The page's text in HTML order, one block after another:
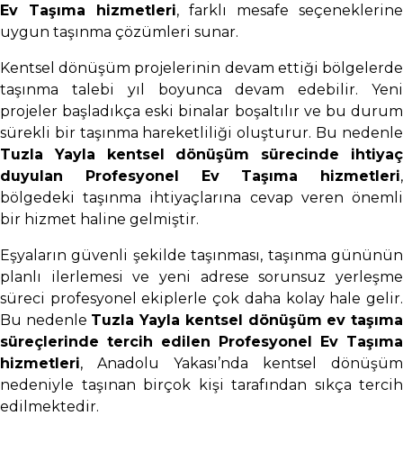
Ev Taşıma hizmetleri, farklı mesafe seçeneklerine
uygun taşınma çözümleri sunar.
Kentsel dönüşüm projelerinin devam ettiği bölgelerde
taşınma talebi yıl boyunca devam edebilir. Yeni
projeler başladıkça eski binalar boşaltılır ve bu durum
sürekli bir taşınma hareketliliği oluşturur. Bu nedenle
Tuzla Yayla kentsel dönüşüm sürecinde ihtiyaç
duyulan Profesyonel Ev Taşıma hizmetleri,
bölgedeki taşınma ihtiyaçlarına cevap veren önemli
bir hizmet haline gelmiştir.
Eşyaların güvenli şekilde taşınması, taşınma gününün
planlı ilerlemesi ve yeni adrese sorunsuz yerleşme
süreci profesyonel ekiplerle çok daha kolay hale gelir.
Bu nedenle Tuzla Yayla kentsel dönüşüm ev taşıma
süreçlerinde tercih edilen Profesyonel Ev Taşıma
hizmetleri, Anadolu Yakası’nda kentsel dönüşüm
nedeniyle taşınan birçok kişi tarafından sıkça tercih
edilmektedir.